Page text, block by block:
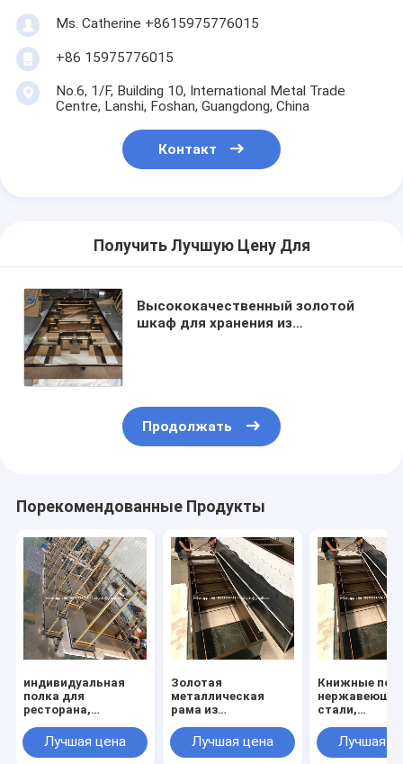
Ms. Catherine +8615975776015
+86 15975776015
No.6, 1/F, Building 10, International Metal Trade
Centre, Lanshi, Foshan, Guangdong, China
Контакт
Получить Лучшую Цену Для
Высококачественный золотой
шкаф для хранения из
Продолжать
Порекомендованные Продукты
индивидуальная
полка для
ресторана,
прямоугольная
нержавеющая
Лучшая цена
Золотая
металлическая
рама из
стали, черная
стеклянная
Лучшая цена
Книжные
стали,
высокие,
золотой
Лучшая